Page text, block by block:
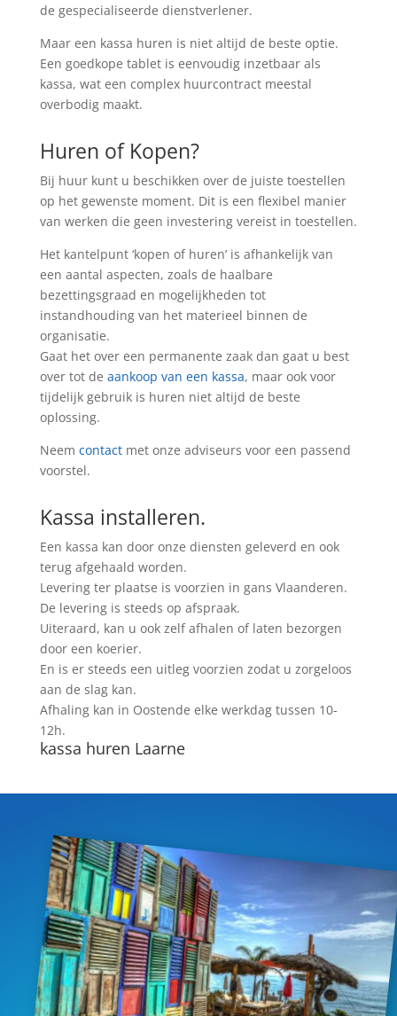
de gespecialiseerde dienstverlener.
Maar een kassa huren is niet altijd de beste optie.
Een goedkope tablet is eenvoudig inzetbaar als
kassa, wat een complex huurcontract meestal
overbodig maakt.
Huren of Kopen?
Bij huur kunt u beschikken over de juiste toestellen
op het gewenste moment. Dit is een flexibel manier
van werken die geen investering vereist in toestellen.
Het kantelpunt ‘kopen of huren’ is afhankelijk van
een aantal aspecten, zoals de haalbare
bezettingsgraad en mogelijkheden tot
instandhouding van het materieel binnen de
organisatie.
Gaat het over een permanente zaak dan gaat u best
over tot de aankoop van een kassa, maar ook voor
tijdelijk gebruik is huren niet altijd de beste
oplossing.
Neem contactmet onze adviseurs voor een passend
voorstel.
Kassa installeren.
Een kassa kan door onze diensten geleverd en ook
terug afgehaald worden.
Levering ter plaatse is voorzien in gans Vlaanderen.
De levering is steeds op afspraak.
Uiteraard, kan u ook zelf afhalen of laten bezorgen
door een koerier.
En is er steeds een uitleg voorzien zodat u zorgeloos
aan de slag kan.
Afhaling kan in Oostende elke werkdag tussen 10-
12h.
kassa huren Laarne